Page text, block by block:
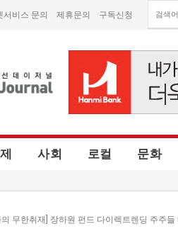
서비스 문의 제휴문의 구독신청
사회 로컬 문화
의 무한취재] 장하원 펀드 다이렉트렌딩 주주